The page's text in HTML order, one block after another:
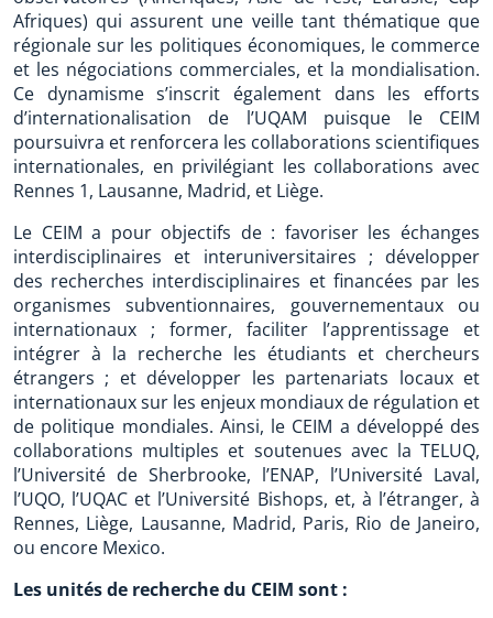
Afriques) qui assurent une veille tant thématique que
régionale sur les politiques économiques, le commerce
et les négociations commerciales, et la mondialisation.
Ce dynamisme s’inscrit également dans les efforts
d’internationalisation de l’UQAM puisque le CEIM
poursuivra et renforcera les collaborations scientifiques
internationales, en privilégiant les collaborations avec
Rennes 1, Lausanne, Madrid, et Liège.
Le CEIM a pour objectifs de : favoriser les échanges
interdisciplinaires et interuniversitaires ; développer
des recherches interdisciplinaires et financées par les
organismes subventionnaires, gouvernementaux ou
internationaux ; former, faciliter l’apprentissage et
intégrer à la recherche les étudiants et chercheurs
étrangers ; et développer les partenariats locaux et
internationaux sur les enjeux mondiaux de régulation et
de politique mondiales. Ainsi, le CEIM a développé des
collaborations multiples et soutenues avec la TELUQ,
l’Université de Sherbrooke, l’ENAP, l’Université Laval,
l’UQO, l’UQAC et l’Université Bishops, et, à l’étranger, à
Rennes, Liège, Lausanne, Madrid, Paris, Rio de Janeiro,
ou encore Mexico.
Les unités de recherche du CEIM sont :